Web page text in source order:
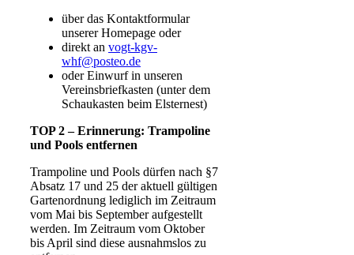
über das Kontaktformular
unserer Homepage oder
direkt an vogt-kgv-
whf@posteo.de
oder Einwurf in unseren
Vereinsbriefkasten (unter dem
Schaukasten beim Elsternest)
TOP 2 – Erinnerung: Trampoline
und Pools entfernen
Trampoline und Pools dürfen nach §7
Absatz 17 und 25 der aktuell gültigen
Gartenordnung lediglich im Zeitraum
vom Mai bis September aufgestellt
werden. Im Zeitraum vom Oktober
bis April sind diese ausnahmslos zu